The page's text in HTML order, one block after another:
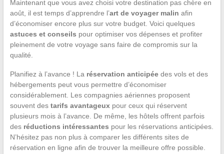
Maintenant que vous avez choisi votre destination pas chère en
août, il est temps d’apprendre l’art de voyager malin afin
d’économiser encore plus sur votre budget. Voici quelques
astuces et conseils pour optimiser vos dépenses et profiter
pleinement de votre voyage sans faire de compromis sur la
qualité.
Planifiez à l’avance ! La réservation anticipéedes vols et des
hébergements peut vous permettre d’économiser
considérablement. Les compagnies aériennes proposent
souvent des tarifs avantageuxpour ceux qui réservent
plusieurs mois à l’avance. De même, les hôtels offrent parfois
des réductions intéressantes pour les réservations anticipées.
N’hésitez pas non plus à comparer les différents sites de
réservation en ligne afin de trouver la meilleure offre possible.